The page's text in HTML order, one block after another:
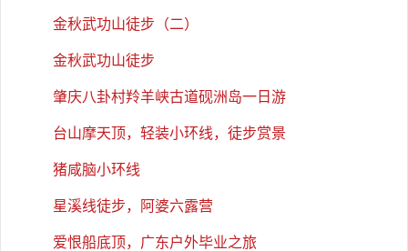
金秋武功山徒步（二）
金秋武功山徒步
肇庆八卦村羚羊峡古道砚洲岛一日游
台山摩天顶，轻装小环线，徒步赏景
猪咸脑小环线
星溪线徒步，阿婆六露营
爱恨船底顶，广东户外毕业之旅